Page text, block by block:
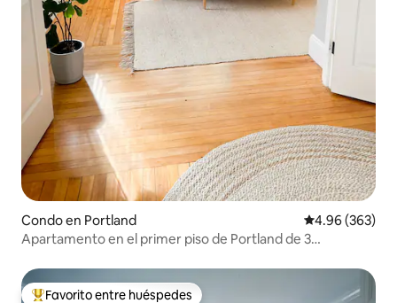
Condo en Portland Calificación
4.96 (363)
Apartamento en el primer piso de Portland de 3
Favorito entre huéspedes